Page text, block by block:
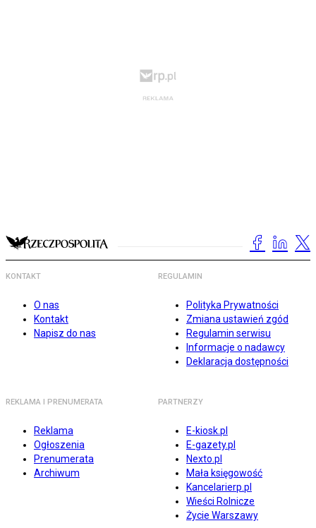
KONTAKT
O nas
Kontakt
Napisz do nas
REGULAMIN
Polityka Prywatności
Zmiana ustawień zgód
Regulamin serwisu
Informacje o nadawcy
Deklaracja dostępności
REKLAMA I PRENUMERATA
Reklama
Ogłoszenia
Prenumerata
Archiwum
PARTNERZY
E-kiosk.pl
E-gazety.pl
Nexto.pl
Mała księgowość
Kancelarierp.pl
Wieści Rolnicze
Życie Warszawy